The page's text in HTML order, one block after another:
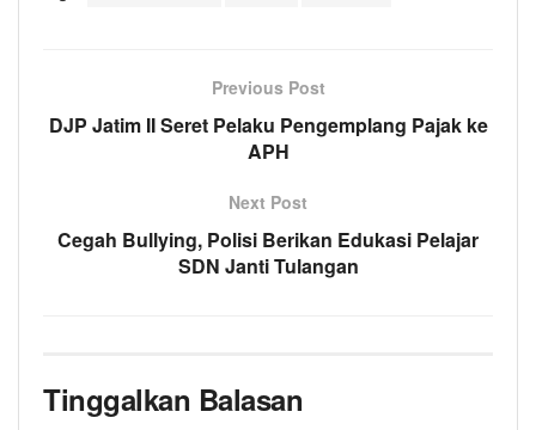
Previous Post
DJP Jatim II Seret Pelaku Pengemplang Pajak ke
APH
Next Post
Cegah Bullying, Polisi Berikan Edukasi Pelajar
SDN Janti Tulangan
Tinggalkan Balasan